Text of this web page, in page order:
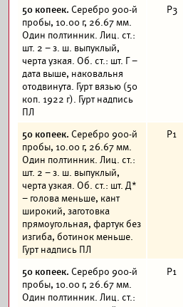
50 копеек. Серебро 900-й
пробы, 10.00 г, 26.67 мм.
Один полтинник. Лиц. ст.:
шт. 2 – з. ш. выпуклый,
черта узкая. Об. ст.: шт. Г –
дата выше, наковальня
отодвинута. Гурт вязью (50
коп. 1922 г). Гурт надпись
ПЛ
Р3
50 копеек. Серебро 900-й
пробы, 10.00 г, 26.67 мм.
Один полтинник. Лиц. ст.:
шт. 2 – з. ш. выпуклый,
черта узкая. Об. ст.: шт. Д*
– голова меньше, кант
широкий, заготовка
прямоугольная, фартук без
изгиба, ботинок меньше.
Гурт надпись ПЛ
Р1
50 копеек. Серебро 900-й
пробы, 10.00 г, 26.67 мм.
Один полтинник. Лиц. ст.:
Р1